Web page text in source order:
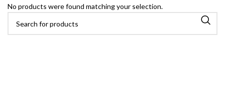
No products were found matching your selection.